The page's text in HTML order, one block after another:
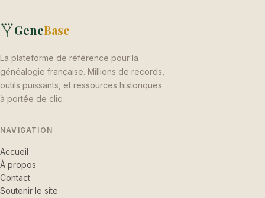
GeneBase
La plateforme de référence pour la
généalogie française. Millions de records,
outils puissants, et ressources historiques
à portée de clic.
NAVIGATION
Accueil
À propos
Contact
Soutenir le site